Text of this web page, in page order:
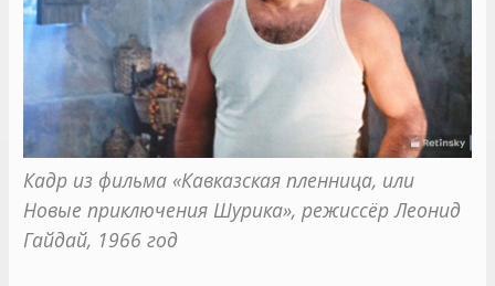
Кадр из фильма «Кавказская пленница, или
Новые приключения Шурика», режиссёр Леонид
Гайдай, 1966 год